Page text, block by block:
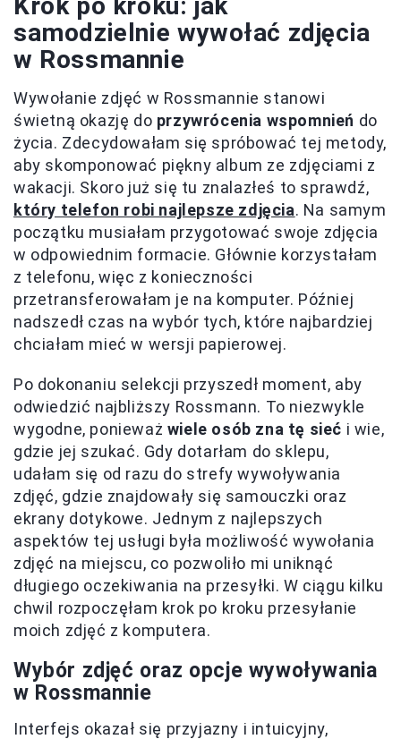
samodzielnie wywołać zdjęcia
w Rossmannie
Wywołanie zdjęć w Rossmannie stanowi
świetną okazję do przywrócenia wspomnień do
życia. Zdecydowałam się spróbować tej metody,
aby skomponować piękny album ze zdjęciami z
wakacji. Skoro już się tu znalazłeś to sprawdź,
który telefon robi najlepsze zdjęcia. Na samym
początku musiałam przygotować swoje zdjęcia
w odpowiednim formacie. Głównie korzystałam
z telefonu, więc z konieczności
przetransferowałam je na komputer. Później
nadszedł czas na wybór tych, które najbardziej
chciałam mieć w wersji papierowej.
Po dokonaniu selekcji przyszedł moment, aby
odwiedzić najbliższy Rossmann. To niezwykle
wygodne, ponieważ wiele osób zna tę sieć i wie,
gdzie jej szukać. Gdy dotarłam do sklepu,
udałam się od razu do strefy wywoływania
zdjęć, gdzie znajdowały się samouczki oraz
ekrany dotykowe. Jednym z najlepszych
aspektów tej usługi była możliwość wywołania
zdjęć na miejscu, co pozwoliło mi uniknąć
długiego oczekiwania na przesyłki. W ciągu kilku
chwil rozpoczęłam krok po kroku przesyłanie
moich zdjęć z komputera.
Wybór zdjęć oraz opcje wywoływania
w Rossmannie
Interfejs okazał się przyjazny i intuicyjny,